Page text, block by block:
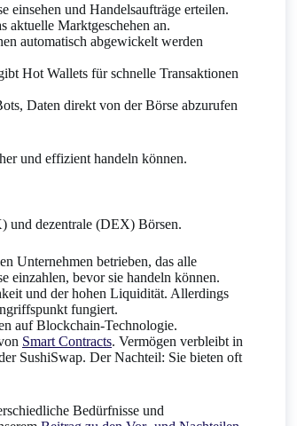
und Handelsaufträge erteilen.
aktuelle Marktgeschehen an.
automatisch abgewickelt werden
Hot Wallets für schnelle Transaktionen
Daten direkt von der Börse abzurufen
und effizient handeln können.
und dezentrale (DEX) Börsen.
Unternehmen betrieben, das alle
einzahlen, bevor sie handeln können.
und der hohen Liquidität. Allerdings
fungiert.
auf Blockchain-Technologie.
Smart Contracts. Vermögen verbleibt in
SushiSwap. Der Nachteil: Sie bieten oft
Bedürfnisse und